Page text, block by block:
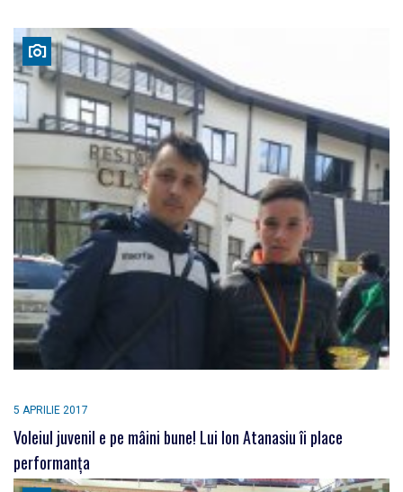
5 APRILIE 2017
Voleiul juvenil e pe mâini bune! Lui Ion Atanasiu îi place
performanța